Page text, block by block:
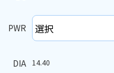
PWR
DIA 14.40